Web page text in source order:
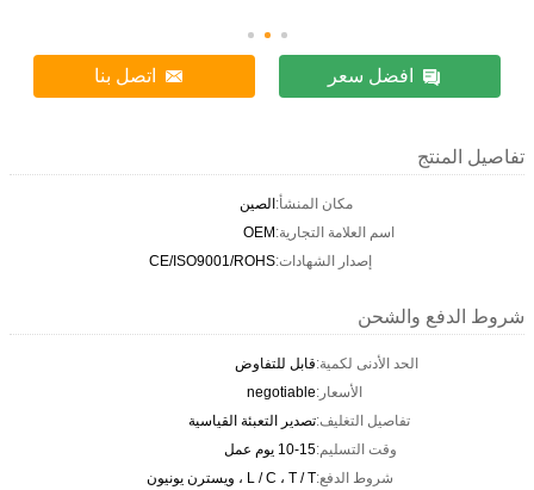
افضل سعر اتصل بنا
تفاصيل المنتج
مكان المنشأ:الصين
اسم العلامة التجارية:OEM
إصدار الشهادات:CE/ISO9001/ROHS
شروط الدفع والشحن
الحد الأدنى لكمية:قابل للتفاوض
الأسعار:negotiable
تفاصيل التغليف:تصدير التعبئة القياسية
وقت التسليم:10-15 يوم عمل
شروط الدفع:L / C ، T / T ، ويسترن يونيون